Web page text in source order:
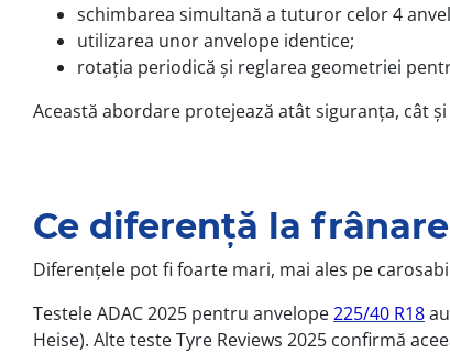
schimbarea simultană a tuturor celor 4
utilizarea unor anvelope identice;
rotația periodică și reglarea geometriei
Această abordare protejează atât siguranța, cât
Ce diferență la
Diferențele pot fi foarte mari, mai ales pe
Testele ADAC 2025 pentru anvelope225/40 R18
Heise). Alte teste Tyre Reviews 2025 confirmă